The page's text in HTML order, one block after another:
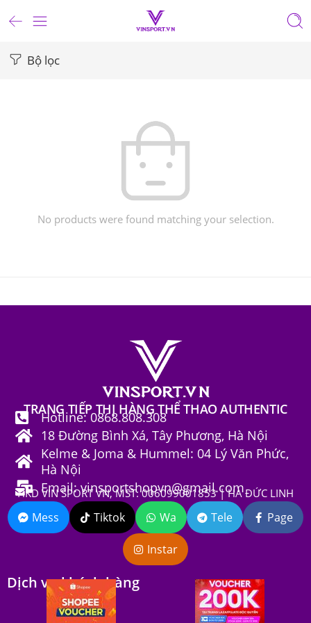
Bộ lọc
No products were found matching your selection.
TRANG TIẾP THỊ HÀNG THỂ THAO AUTHENTIC
Hotline: 0868.808.308
18 Đường Bình Xá, Tây Phương, Hà Nội
Kelme & Joma & Hummel: 04 Lý Văn Phức,
Hà Nội
Email: vinsportshopvn@gmail.com
HKD VIN SPORT VN, MST: 006099001853 | HÀ ĐỨC LINH
Mess Tiktok Wa Tele Page
Instar
Dịch vụ khách hàng